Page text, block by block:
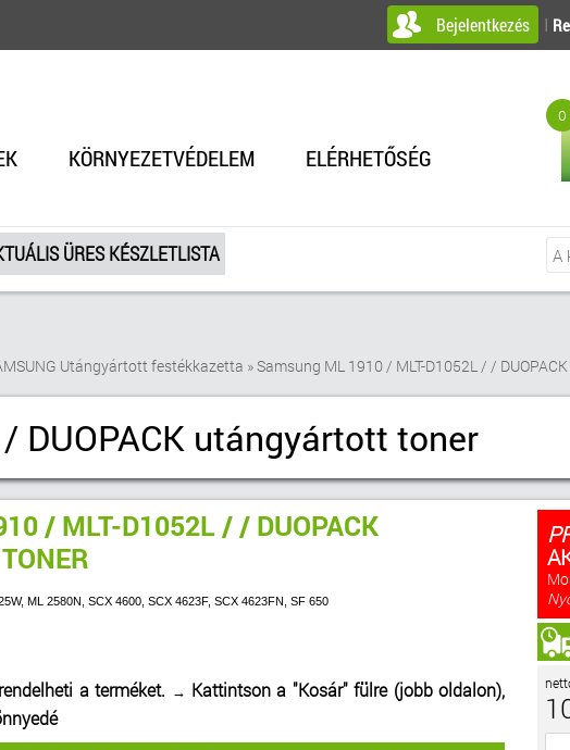
Bejelentkezés I
KÖRNYEZETVÉDELEM ELÉRHETŐSÉG
0
ÜRES KÉSZLETLISTA
Utángyártott festékkazetta »Samsung ML 1910 / MLT-D1052L / /
DUOPACK utángyártott toner
/ MLT-D1052L / / DUOPACK
ML 2580N, SCX 4600, SCX 4623F, SCX 4623FN, SF 650
a terméket.
→ Kattintson a "Kosár" fülre (jobb oldalon),